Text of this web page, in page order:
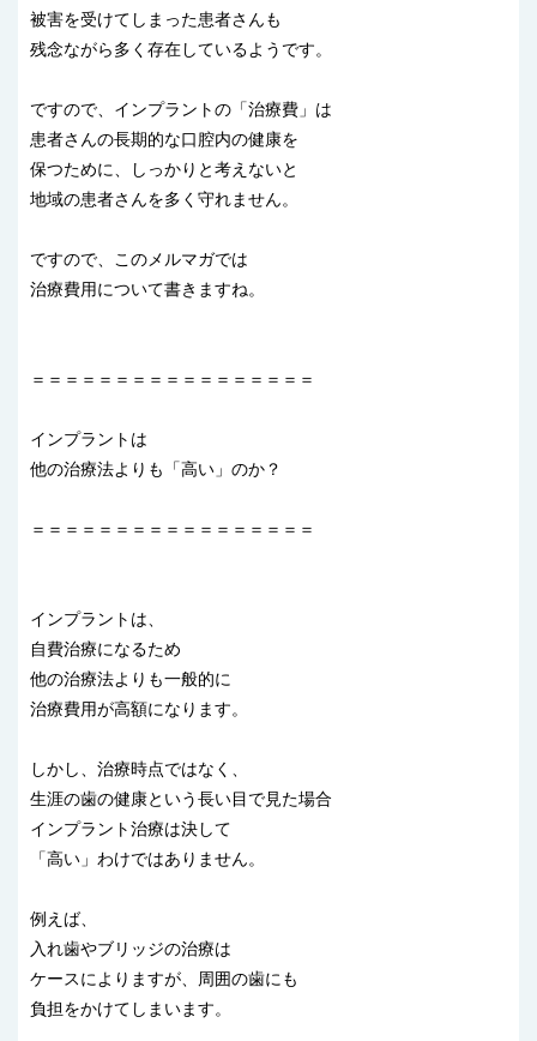
被害を受けてしまった患者さんも
残念ながら多く存在しているようです。
ですので、インプラントの「治療費」は
患者さんの長期的な口腔内の健康を
保つために、しっかりと考えないと
地域の患者さんを多く守れません。
ですので、このメルマガでは
治療費用について書きますね。
＝＝＝＝＝＝＝＝＝＝＝＝＝＝＝＝＝
インプラントは
他の治療法よりも「高い」のか？
＝＝＝＝＝＝＝＝＝＝＝＝＝＝＝＝＝
インプラントは、
自費治療になるため
他の治療法よりも一般的に
治療費用が高額になります。
しかし、治療時点ではなく、
生涯の歯の健康という長い目で見た場合
インプラント治療は決して
「高い」わけではありません。
例えば、
入れ歯やブリッジの治療は
ケースによりますが、周囲の歯にも
負担をかけてしまいます。